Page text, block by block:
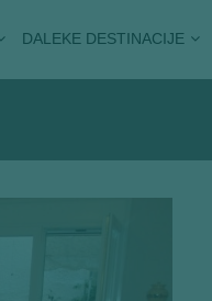
DALEKE DESTINACIJE